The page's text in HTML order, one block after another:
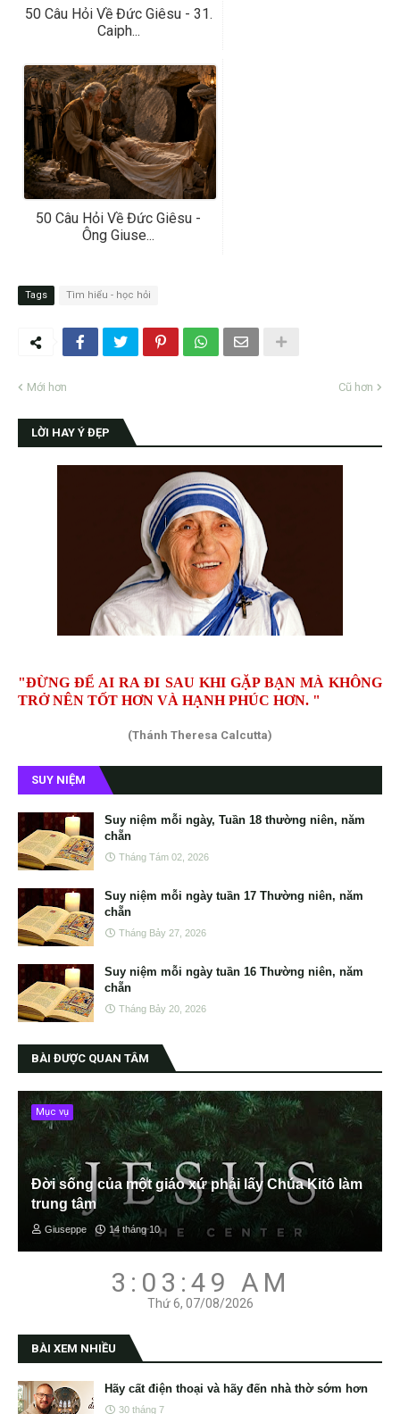
50 Câu Hỏi Về Đức Giêsu - 31.
Caiph...
50 Câu Hỏi Về Đức Giêsu -
Ông Giuse...
Tags Tìm hiểu - học hỏi
Mới hơn Cũ hơn
LỜI HAY Ý ĐẸP
"ĐỪNG ĐỂ AI RA ĐI SAU KHI GẶP BẠN MÀ KHÔNG
TRỞ NÊN TỐT HƠN VÀ HẠNH PHÚC HƠN. "
(Thánh Theresa Calcutta)
SUY NIỆM
Suy niệm mỗi ngày, Tuần 18 thường niên, năm
chẵn
Tháng Tám 02, 2026
Suy niệm mỗi ngày tuần 17 Thường niên, năm
chẵn
Tháng Bảy 27, 2026
Suy niệm mỗi ngày tuần 16 Thường niên, năm
chẵn
Tháng Bảy 20, 2026
BÀI ĐƯỢC QUAN TÂM
Mục vụ
Đời sống của một giáo xứ phải lấy Chúa Kitô làm
trung tâm
Giuseppe 14 tháng 10
3:03:50 AM
Thứ 6, 07/08/2026
BÀI XEM NHIỀU
Hãy cất điện thoại và hãy đến nhà thờ sớm hơn
30 tháng 7